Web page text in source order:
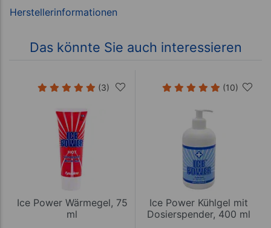
Das könnte Sie auch interessieren
(3)
Ice Power Wärmegel, 75
ml
(10)
Ice Power Kühlgel mit
Dosierspender, 400 ml